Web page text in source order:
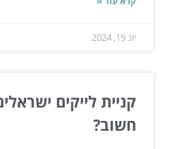
יונ 19, 2024
קניית לייקים
חשוב?